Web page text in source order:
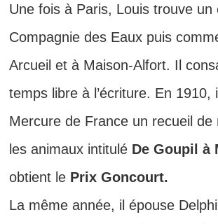
Une fois à Paris, Louis trouve un
Compagnie des Eaux puis
Arcueil et à Maison-Alfort. Il
temps libre à l’écriture. En 1910,
Mercure de France un recueil de
les animaux intitulé De Goupil à
obtient le Prix Goncourt.
La même année, il épouse